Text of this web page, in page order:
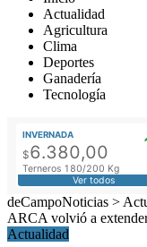
Agropecuaria
Actualidad
Agricultura
Clima
Deportes
Ganadería
Tecnología
INVERNADA
$6.380,00
Terneros 180/200 Kg
Ver todos
deCampoNoticias >
ARCA volvió a
Actualidad